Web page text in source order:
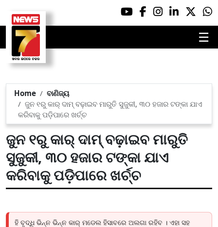
☰
Home
ବାଣିଜ୍ୟ
ଜୁନ ୧ରୁ କାର୍ ଦାମ୍ ବଢ଼ାଇବ ମାରୁତି ସୁଜୁକୀ, ୩୦ ହଜାର ଟଙ୍କା ଯାଏ
କରିବାକୁ ପଡ଼ିପାରେ ଖର୍ଚ୍ଚ
ଜୁନ ୧ରୁ କାର୍ ଦାମ୍ ବଢ଼ାଇବ ମାରୁତି
ସୁଜୁକୀ, ୩୦ ହଜାର ଟଙ୍କା ଯାଏ
କରିବାକୁ ପଡ଼ିପାରେ ଖର୍ଚ୍ଚ
ହି ବୃଦ୍ଧି ଭିନ୍ନ ଭିନ୍ନ କାର୍ ମଡେଲ ହିସାବରେ ଅଲଗା ରହିବ । ଏହା ସହ